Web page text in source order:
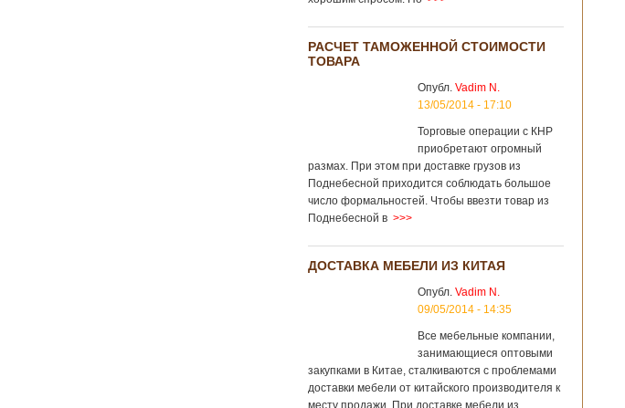
РАСЧЕТ ТАМОЖЕННОЙ СТОИМОСТИ
ТОВАРА
Опубл. Vadim N.
13/05/2014 - 17:10
Торговые операции с КНР
приобретают огромный
размах. При этом при доставке грузов из
Поднебесной приходится соблюдать большое
число формальностей. Чтобы ввезти товар из
Поднебесной в >>>
ДОСТАВКА МЕБЕЛИ ИЗ КИТАЯ
Опубл. Vadim N.
09/05/2014 - 14:35
Все мебельные компании,
занимающиеся оптовыми
закупками в Китае, сталкиваются с проблемами
доставки мебели от китайского производителя к
месту продажи. При доставке мебели из